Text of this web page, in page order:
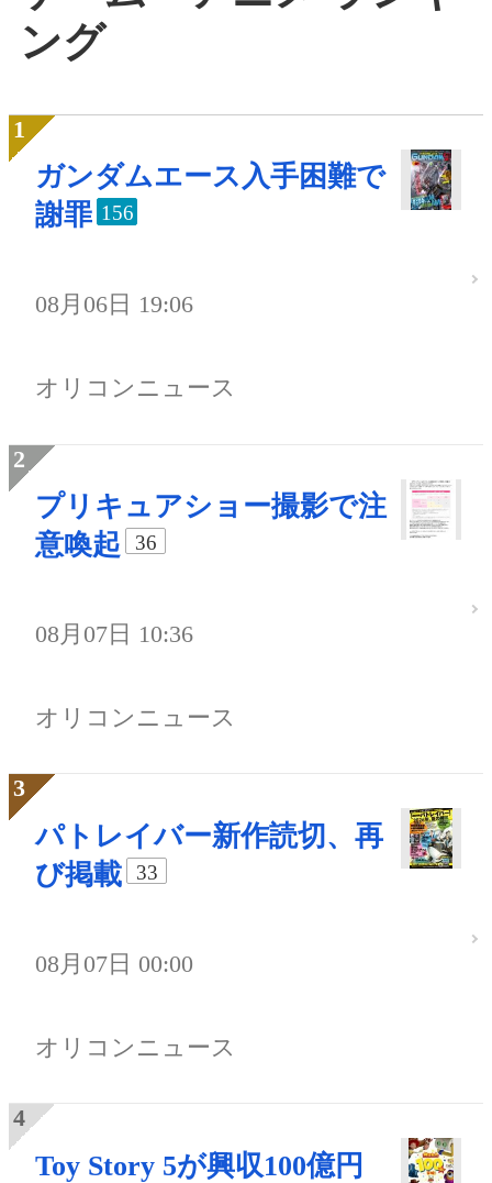
ング
ガンダムエース入手困難で
謝罪 156
08月06日 19:06
オリコンニュース
プリキュアショー撮影で注
意喚起
36
08月07日 10:36
オリコンニュース
パトレイバー新作読切、再
び掲載
33
08月07日 00:00
オリコンニュース
Toy Story 5が興収100億円